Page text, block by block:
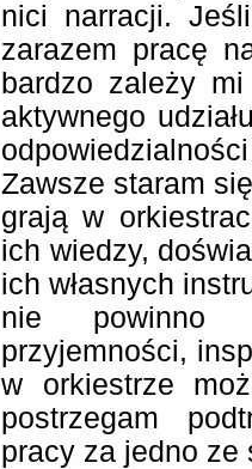
nici narracji.
zarazem pracę
bardzo zależy
aktywnego
Zawsze staram
grają w
ich wiedzy,
ich własnych
nie powinno
przyjemności,
w orkiestrze
postrzegam
pracy za jedno ze